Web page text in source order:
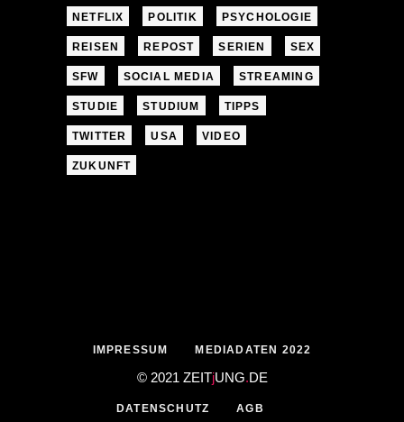
NETFLIX POLITIK PSYCHOLOGIE
REISEN REPOST SERIEN SEX
SFW SOCIAL MEDIA STREAMING
STUDIE STUDIUM TIPPS
TWITTER USA VIDEO
ZUKUNFT
IMPRESSUM MEDIADATEN 2022
© 2021 ZEITjUNG.DE
DATENSCHUTZ AGB